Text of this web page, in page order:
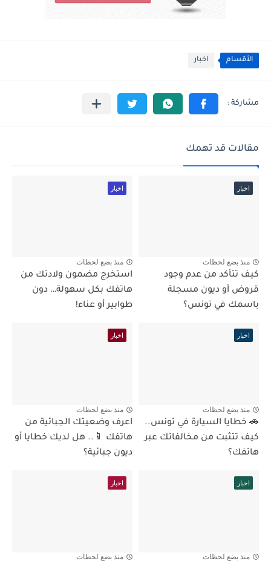
الأقسام اخبار
مقالات قد تهمك
اخبار
منذ بضع لحظات
كيف تتأكد من عدم وجود
قروض أو ديون مسجلة
باسمك في تونس؟
اخبار
منذ بضع لحظات
استخرج مضمون ولادتك من
هاتفك بكل سهولة… دون
طوابير أو عناء!
اخبار
منذ بضع لحظات
🚗 خطايا السيارة في تونس..
كيف تتثبت من مخالفاتك عبر
هاتفك؟
اخبار
منذ بضع لحظات
اعرف وضعيتك الجبائية من
هاتفك 📱.. هل لديك خطايا أو
ديون جبائية؟
اخبار
منذ بضع لحظات
اخبار
منذ بضع لحظات